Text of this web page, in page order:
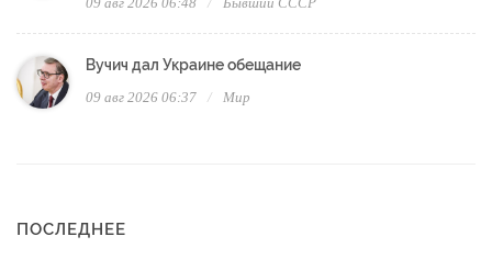
Вучич дал Украине обещание
09 авг 2026 06:37 Мир
ПОСЛЕДНЕЕ